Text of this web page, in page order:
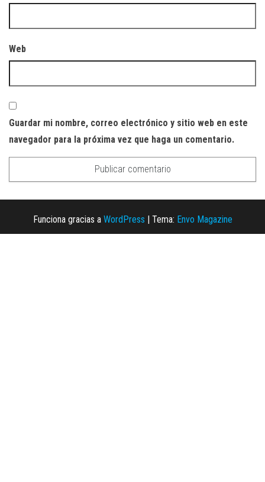
Web
Guardar mi nombre, correo electrónico y sitio web en este
navegador para la próxima vez que haga un comentario.
Funciona gracias a WordPress Tema: Envo Magazine